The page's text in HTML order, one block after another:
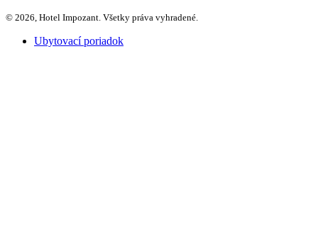
© 2026, Hotel Impozant. Všetky práva vyhradené.
Ubytovací poriadok